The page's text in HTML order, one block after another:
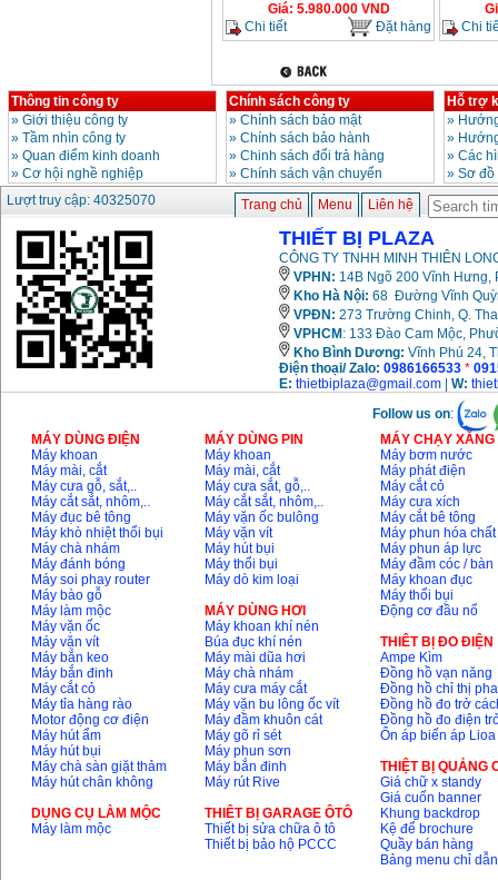
Giá: 5.980.000VND
Chi tiết
Đặt hàng
Chi
Thông tin công ty
» Giới thiệu công ty
» Tầm nhìn công ty
» Quan điểm kinh doanh
» Cơ hội nghề nghiệp
Chính sách công ty
» Chính sách bảo mật
» Chính sách bảo hành
» Chinh sách đổi trả hàng
» Chính sách vận chuyển
Hỗ trợ
»
»
» Các
» Sơ
Lượt truy cập: 40325070
Trang chủ Menu Liên hệ
THIẾT BỊ PLAZA
CÔNG TY TNHH MINH THIÊN
VPHN: 14B Ngõ 200 Vĩnh Hưng,
Kho Hà Nội: 68 Đường Vĩnh
VPĐN: 273 Trường Chinh, Q.
VPHCM : 133 Đào Cam Mộc,
Kho Bình Dương: Vĩnh Phú 24,
Điện thoại/ Zalo: 0986166533 *
E: thietbiplaza@gmail.com W:
Follow us on:
MÁY DÙNG ĐIỆN
Máy khoan
Máy mài, cắt
Máy cưa gỗ, sắt,..
Máy cắt sắt, nhôm,..
Máy đục bê tông
Máy khò nhiệt thổi bụi
Máy chà nhám
Máy đánh bóng
Máy soi phay router
Máy bào gỗ
Máy làm mộc
Máy vặn ốc
Máy vặn vít
Máy bắn keo
Máy bắn đinh
Máy cắt cỏ
Máy tỉa hàng rào
Motor động cơ điện
Máy hút ẩm
Máy hút bụi
Máy chà sàn giặt thảm
Máy hút chân không
DỤNG CỤ LÀM MỘC
Máy làm mộc
MÁY DÙNG PIN
Máy khoan
Máy mài, cắt
Máy cưa sắt, gỗ,..
Máy cắt sắt, nhôm,..
Máy vặn ốc bulông
Máy vặn vít
Máy hút bụi
Máy thổi bụi
Máy dò kim loại
MÁY DÙNG HƠI
Máy khoan khí nén
Búa đục khí nén
Máy mài dũa hơi
Máy chà nhám
Máy cưa máy cắt
Máy vặn bu lông ốc vít
Máy đầm khuôn cát
Máy gõ rỉ sét
Máy phun sơn
Máy bắn đinh
Máy rút Rive
THIÊT BỊ GARAGE ÔTÔ
Thiết bị sửa chữa ô tô
Thiết bị bảo hộ PCCC
MÁY CHẠY
Máy bơm nước
Máy phát điện
Máy cắt cỏ
Máy cưa xích
Máy cắt bê tông
Máy phun hóa chất
Máy phun áp lực
Máy đầm cóc / bàn
Máy khoan đục
Máy thổi bụi
Động cơ đầu nổ
THIÊT BỊ ĐO ĐIỆN
Ampe Kìm
Đồng hồ vạn năng
Đồng hồ chỉ thị pha
Đồng hồ đo trở
Đồng hồ đo điện
Ổn áp biến áp Lioa
THIỆT BỊ QUẢNG
Giá chữ x standy
Giá cuốn banner
Khung backdrop
Kệ để brochure
Quầy bán hàng
Bảng menu chỉ dẫn